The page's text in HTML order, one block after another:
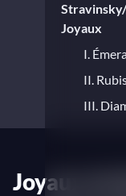
Joyaux
I.
II.
III.
Joyaux de